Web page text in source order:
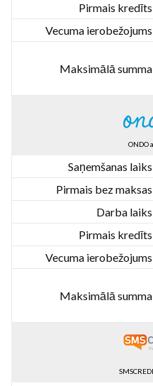
Pirmais kredīts
Vecuma ierobežojums
Maksimālā summa
ONDO
Saņemšanas laiks
Pirmais bez maksas
Darba laiks
Pirmais kredīts
Vecuma ierobežojums
Maksimālā summa